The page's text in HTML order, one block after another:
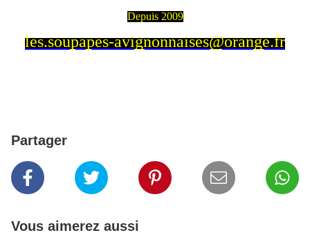
Depuis 2009
les.soupapes-avignonnaises@orange.fr
Partager
Vous aimerez aussi